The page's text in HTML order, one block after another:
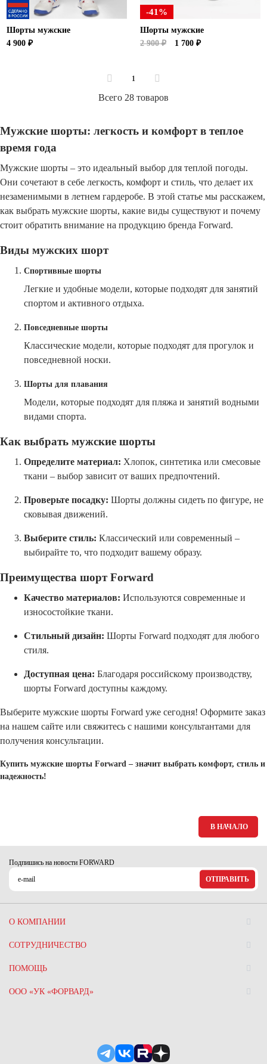
Шорты мужские
4 900 ₽
-41%
Шорты мужские
2 900 ₽
1 700 ₽
1
Всего 28 товаров
Мужские шорты: легкость и комфорт в теплое
время года
Мужские шорты – это идеальный выбор для теплой погоды.
Они сочетают в себе легкость, комфорт и стиль, что делает их
незаменимыми в летнем гардеробе. В этой статье мы расскажем,
как выбрать мужские шорты, какие виды существуют и почему
стоит обратить внимание на продукцию бренда Forward.
Виды мужских шорт
Спортивные шорты
Легкие и удобные модели, которые подходят для занятий
спортом и активного отдыха.
Повседневные шорты
Классические модели, которые подходят для прогулок и
повседневной носки.
Шорты для плавания
Модели, которые подходят для пляжа и занятий водными
видами спорта.
Как выбрать мужские шорты
Определите материал: Хлопок, синтетика или смесовые
ткани – выбор зависит от ваших предпочтений.
Проверьте посадку: Шорты должны сидеть по фигуре, не
сковывая движений.
Выберите стиль: Классический или современный –
выбирайте то, что подходит вашему образу.
Преимущества шорт Forward
Качество материалов: Используются современные и
износостойкие ткани.
Стильный дизайн: Шорты Forward подходят для любого
стиля.
Доступная цена: Благодаря российскому производству,
шорты Forward доступны каждому.
Выберите мужские шорты Forward уже сегодня! Оформите заказ
на нашем сайте или свяжитесь с нашими консультантами для
получения консультации.
Купить мужские шорты Forward – значит выбрать комфорт, стиль и
надежность!
В НАЧАЛО
Подпишись на новости FORWARD
ОТПРАВИТЬ
О КОМПАНИИ
СОТРУДНИЧЕСТВО
ПОМОЩЬ
ООО «УК «ФОРВАРД»